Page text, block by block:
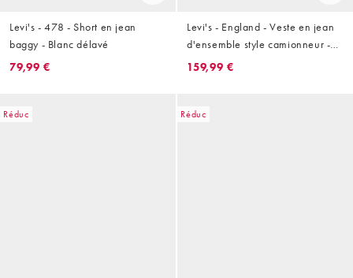
Levi's - 478 - Short en jean
baggy - Blanc délavé
79,99 €
Levi's - England - Veste en jean
d'ensemble style camionneur -
Bleu délavé
159,99 €
Réduc Réduc